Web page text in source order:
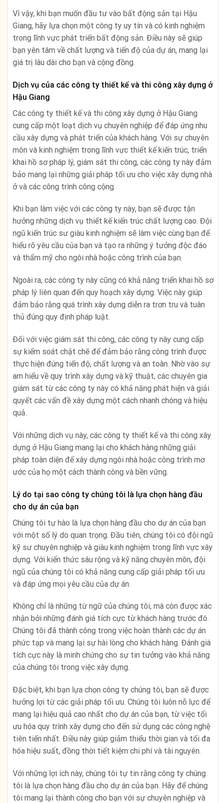
Vì vậy, khi bạn muốn đầu tư vào bất động sản tại Hậu
Giang, hãy lựa chọn một công ty uy tín và có kinh nghiệm
trong lĩnh vực phát triển bất động sản. Điều này sẽ giúp
bạn yên tâm về chất lượng và tiến độ của dự án, mang lại
giá trị lâu dài cho bạn và cộng đồng.
Dịch vụ của các công ty thiết kế và thi công xây dựng ở
Hậu Giang
Các công ty thiết kế và thi công xây dựng ở Hậu Giang
cung cấp một loạt dịch vụ chuyên nghiệp để đáp ứng nhu
cầu xây dựng và phát triển của khách hàng. Với sự chuyên
môn và kinh nghiệm trong lĩnh vực thiết kế kiến trúc, triển
khai hồ sơ pháp lý, giám sát thi công, các công ty này đảm
bảo mang lại những giải pháp tối ưu cho việc xây dựng nhà
ở và các công trình công cộng.
Khi bạn làm việc với các công ty này, bạn sẽ được tận
hưởng những dịch vụ thiết kế kiến trúc chất lượng cao. Đội
ngũ kiến trúc sư giàu kinh nghiệm sẽ làm việc cùng bạn để
hiểu rõ yêu cầu của bạn và tạo ra những ý tưởng độc đáo
và thẩm mỹ cho ngôi nhà hoặc công trình của bạn.
Ngoài ra, các công ty này cũng có khả năng triển khai hồ sơ
pháp lý liên quan đến quy hoạch xây dựng. Việc này giúp
đảm bảo rằng quá trình xây dựng diễn ra trơn tru và tuân
thủ đúng quy định pháp luật.
Đối với việc giám sát thi công, các công ty này cung cấp
sự kiểm soát chặt chẽ để đảm bảo rằng công trình được
thực hiện đúng tiến độ, chất lượng và an toàn. Nhờ vào sự
am hiểu về quy trình xây dựng và kỹ thuật, các chuyên gia
giám sát từ các công ty này có khả năng phát hiện và giải
quyết các vấn đề xây dựng một cách nhanh chóng và hiệu
quả.
Với những dịch vụ này, các công ty thiết kế và thi công xây
dựng ở Hậu Giang mang lại cho khách hàng những giải
pháp toàn diện để xây dựng ngôi nhà hoặc công trình mơ
ước của họ một cách thành công và bền vững.
Lý do tại sao công ty chúng tôi là lựa chọn hàng đầu
cho dự án của bạn
Chúng tôi tự hào là lựa chọn hàng đầu cho dự án của bạn
với một số lý do quan trọng. Đầu tiên, chúng tôi có đội ngũ
kỹ sư chuyên nghiệp và giàu kinh nghiệm trong lĩnh vực xây
dựng. Với kiến thức sâu rộng và kỹ năng chuyên môn, đội
ngũ của chúng tôi có khả năng cung cấp giải pháp tối ưu
và đáp ứng mọi yêu cầu của dự án.
Không chỉ là những từ ngữ của chúng tôi, mà còn được xác
nhận bởi những đánh giá tích cực từ khách hàng trước đó.
Chúng tôi đã thành công trong việc hoàn thành các dự án
phức tạp và mang lại sự hài lòng cho khách hàng. Đánh giá
tích cực này là minh chứng cho sự tin tưởng vào khả năng
của chúng tôi trong việc xây dựng.
Đặc biệt, khi bạn lựa chọn công ty chúng tôi, bạn sẽ được
hưởng lợi từ các giải pháp tối ưu. Chúng tôi luôn nỗ lực để
mang lại hiệu quả cao nhất cho dự án của bạn, từ việc tối
ưu hóa quy trình xây dựng cho đến sử dụng các công nghệ
tiên tiến nhất. Điều này giúp giảm thiểu thời gian và tối đa
hóa hiệu suất, đồng thời tiết kiệm chi phí và tài nguyên.
Với những lợi ích này, chúng tôi tự tin rằng công ty chúng
tôi là lựa chọn hàng đầu cho dự án của bạn. Hãy để chúng
tôi mang lại thành công cho bạn với sự chuyên nghiệp và